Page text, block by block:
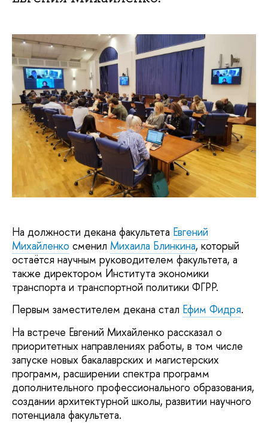
На должности декана факультета Евгений
Михайленко сменил Михаила Блинкина, который
остаётся научным руководителем факультета, а
также директором Института экономики
транспорта и транспортной политики ФГРР.
Первым заместителем декана стал Ефим Фидря.
На встрече Евгений Михайленко рассказал о
приоритетных направлениях работы, в том числе
запуске новых бакалаврских и магистерских
программ, расширении спектра программ
дополнительного профессионального образования,
создании архитектурной школы, развитии научного
потенциала факультета.